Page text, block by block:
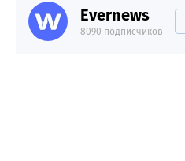
Evernews
8090 подписчиков